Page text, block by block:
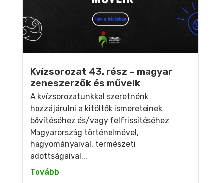
Kvízsorozat 43. rész – magyar
zeneszerzők és műveik
A kvízsorozatunkkal szeretnénk
hozzájárulni a kitöltők ismereteinek
bővítéséhez és/vagy felfrissítéséhez
Magyarország történelmével,
hagyományaival, természeti
adottságaival...
Tovább